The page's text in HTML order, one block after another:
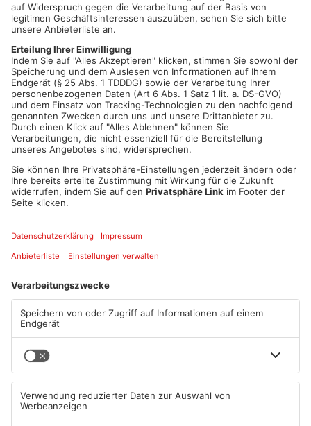
Hösbacher Wald von Alex
15,6%
Michelbacher Weinberg von Martin
21,9%
Nach Regen folgt Sonne von Ute
12,5%
Nebel in Mömbris von Stefanie
15,6%
Die Umfrage ist vorbei
ZU WHATSAPP
ANZEIGE